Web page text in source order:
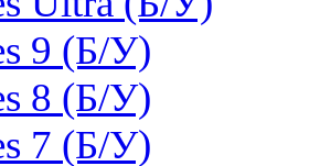
9 (Б/У)
8 (Б/У)
7 (Б/У)